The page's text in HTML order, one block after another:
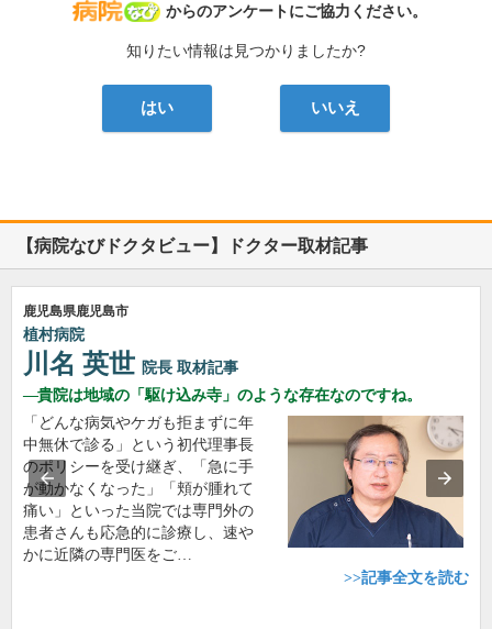
病院なび
からのアンケートにご協力ください。
知りたい情報は見つかりましたか?
はい いいえ
【病院なびドクタビュー】ドクター取材記事
鹿児島県鹿児島市
植村病院
川名 英世 院長 取材記事
貴院は地域の「駆け込み寺」のような存在なのですね。
「どんな病気やケガも拒まずに年
中無休で診る」という初代理事長
のポリシーを受け継ぎ、「急に手
が動かなくなった」「頬が腫れて
痛い」といった当院では専門外の
患者さんも応急的に診療し、速や
かに近隣の専門医をご…
>>記事全文を読む